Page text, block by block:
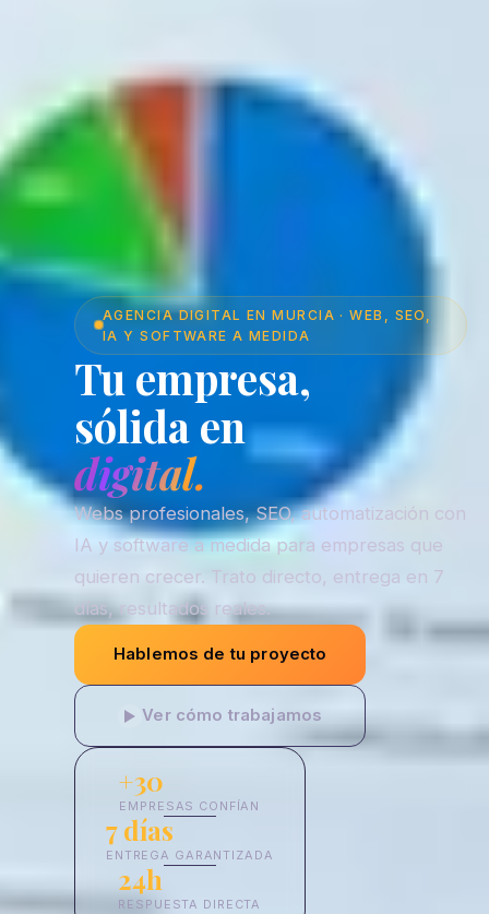
AGENCIA DIGITAL EN MURCIA · WEB, SEO,
IA Y SOFTWARE A MEDIDA
Tu empresa,
sólida en
digital.
Webs profesionales, SEO, automatización con
IA y software a medida para empresas que
quieren crecer. Trato directo, entrega en 7
días, resultados reales.
Hablemos de tu proyecto
Ver cómo trabajamos
+30
EMPRESAS CONFÍAN
7 días
ENTREGA GARANTIZADA
24h
RESPUESTA DIRECTA